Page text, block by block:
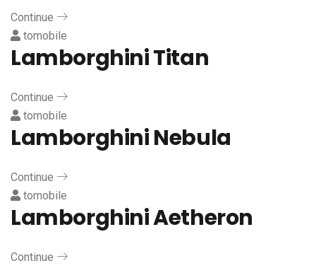
Continue
tomobile
Lamborghini Titan
Continue
tomobile
Lamborghini Nebula
Continue
tomobile
Lamborghini Aetheron
Continue